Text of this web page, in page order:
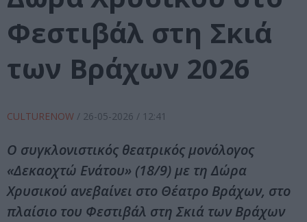
Φεστιβάλ στη Σκιά
των Βράχων 2026
CULTURENOW / 26-05-2026 / 12:41
Ο συγκλονιστικός θεατρικός μονόλογος
«Δεκαοχτώ Ενάτου» (18/9) με τη Δώρα
Χρυσικού ανεβαίνει στο Θέατρο Βράχων, στο
πλαίσιο του Φεστιβάλ στη Σκιά των Βράχων